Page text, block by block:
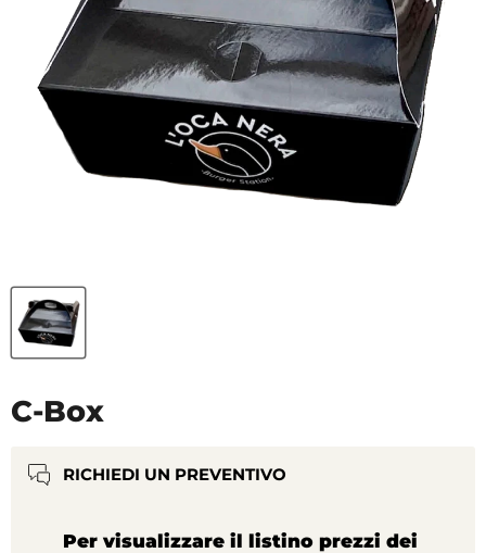
C-Box
RICHIEDI UN PREVENTIVO
Per visualizzare il listino prezzi dei